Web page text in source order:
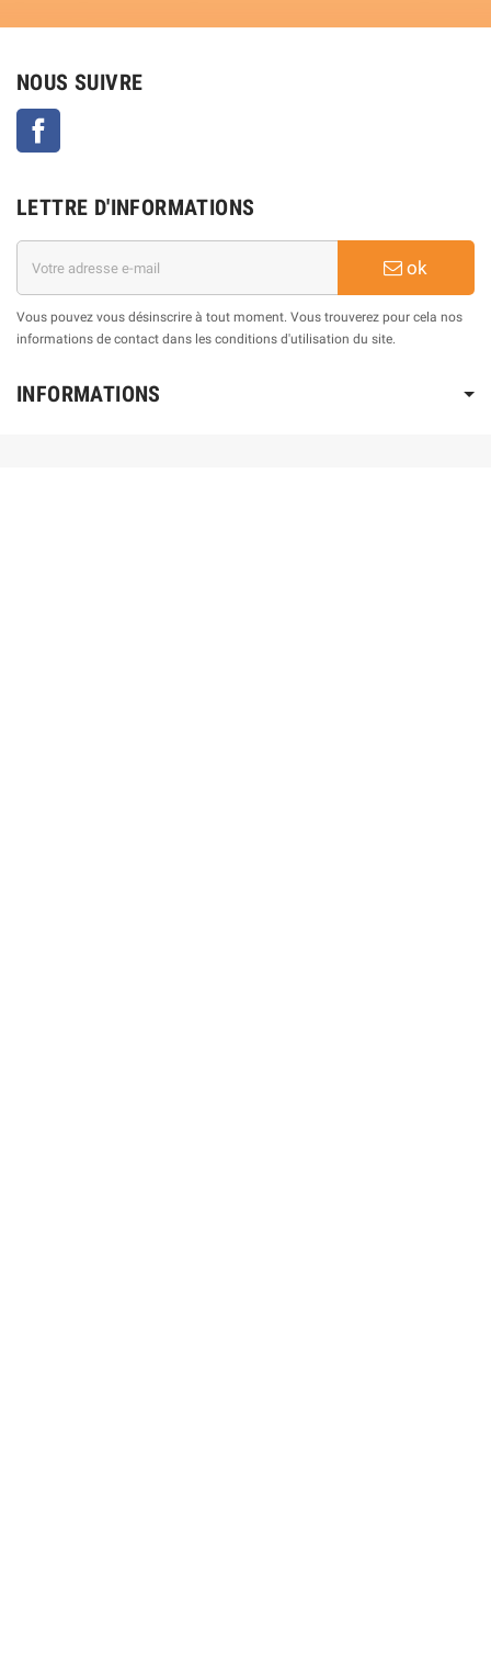
NOUS SUIVRE
LETTRE D'INFORMATIONS
ok
Vous pouvez vous désinscrire à tout moment. Vous trouverez pour cela nos
informations de contact dans les conditions d'utilisation du site.
INFORMATIONS